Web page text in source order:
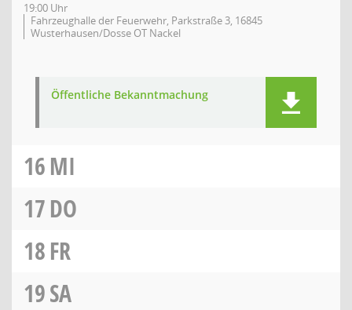
19:00 Uhr
Fahrzeughalle der Feuerwehr, Parkstraße 3, 16845
Wusterhausen/Dosse OT Nackel
Öffentliche Bekanntmachung
16MI
17DO
18FR
19SA